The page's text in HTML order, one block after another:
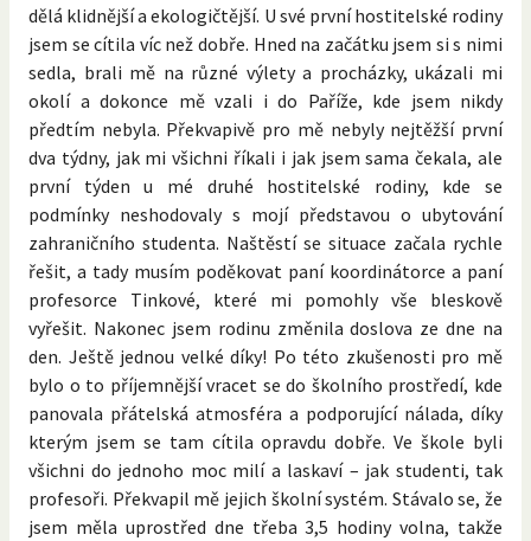
dělá klidnější a ekologičtější. U své první hostitelské rodiny
jsem se cítila víc než dobře. Hned na začátku jsem si s nimi
sedla, brali mě na různé výlety a procházky, ukázali mi
okolí a dokonce mě vzali i do Paříže, kde jsem nikdy
předtím nebyla. Překvapivě pro mě nebyly nejtěžší první
dva týdny, jak mi všichni říkali i jak jsem sama čekala, ale
první týden u mé druhé hostitelské rodiny, kde se
podmínky neshodovaly s mojí představou o ubytování
zahraničního studenta. Naštěstí se situace začala rychle
řešit, a tady musím poděkovat paní koordinátorce a paní
profesorce Tinkové, které mi pomohly vše bleskově
vyřešit. Nakonec jsem rodinu změnila doslova ze dne na
den. Ještě jednou velké díky! Po této zkušenosti pro mě
bylo o to příjemnější vracet se do školního prostředí, kde
panovala přátelská atmosféra a podporující nálada, díky
kterým jsem se tam cítila opravdu dobře. Ve škole byli
všichni do jednoho moc milí a laskaví – jak studenti, tak
profesoři. Překvapil mě jejich školní systém. Stávalo se, že
jsem měla uprostřed dne třeba 3,5 hodiny volna, takže